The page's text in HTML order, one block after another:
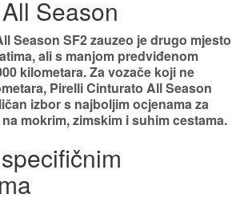
Season
Season SF2 zauzeo jedrugo mjesto
ali s manjom predviđenom
kilometara. Za vozače koji ne
Pirelli Cinturato All Season
izbor s najboljim ocjenama za
mokrim, zimskim i suhim cestama.